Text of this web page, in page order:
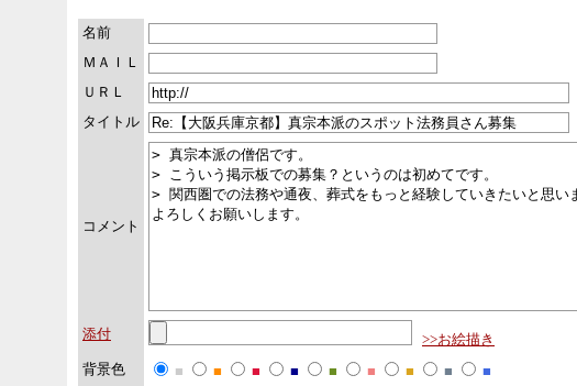
名前
ＭＡＩＬ
ＵＲＬ
タイトル
コメント
添付
>>お絵描き
背景色
■ ■ ■ ■ ■ ■ ■ ■ ■